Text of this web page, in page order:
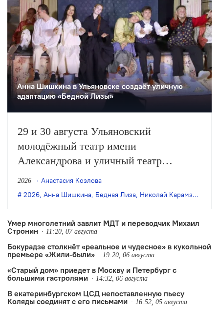
Анна Шишкина в Ульяновске создаëт уличную
адаптацию «Бедной Лизы»
29 и 30 августа Ульяновский
молодёжный театр имени
Александрова и уличный театр
«Странствующие куклы господина
Пэжо» из Санкт-Петербурга покажут
«Бедная Лиза» по одноимённой
повести Карамзина. Постановка
станет одним из центральных событий
улицу».
2026
Анастасия Козлова
2026 Анна Шишкина Бедная Лиза Николай Карамзин
Умер многолетний завлит МДТ и переводчик Михаил
Стронин
11:20, 07 августа
Бокурадзе столкнëт «реальное и чудесное» в кукольной
премьере «Жили-были»
19:20, 06 августа
«Старый дом» приедет в Москву и Петербург с
большими гастролями
14:32, 06 августа
В екатеринбургском ЦСД непоставленную пьесу
Коляды соединят с его письмами
16:52, 05 августа